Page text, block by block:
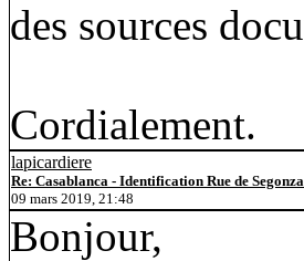
des sources
Cordialement.
lapicardiere
Re: Casablanca - Identification Rue de
09 mars 2019, 21:48
Bonjour,